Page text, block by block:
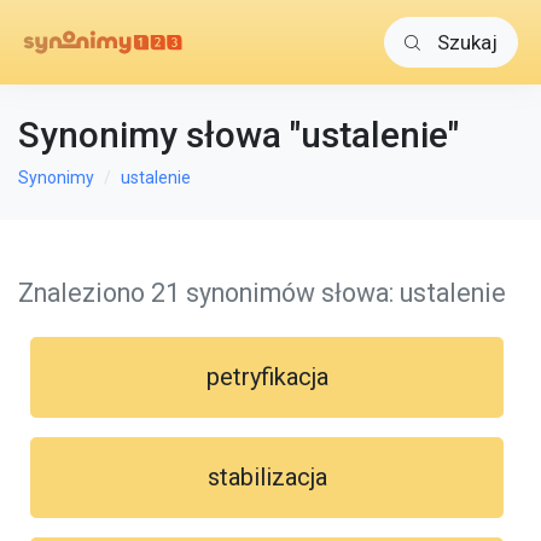
Szukaj
Synonimy słowa "ustalenie"
Synonimy ustalenie
Znaleziono 21 synonimów słowa: ustalenie
petryfikacja
stabilizacja